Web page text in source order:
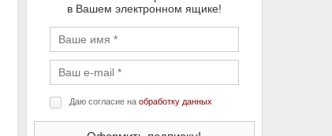
в Вашем электронном ящике!
Даю согласие на обработку данных